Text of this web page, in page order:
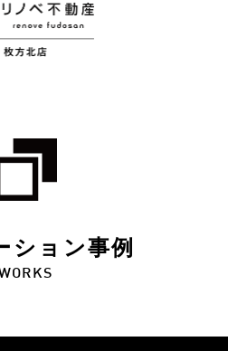
ション事例